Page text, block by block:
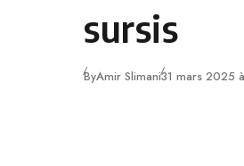
sursis
ByAmir Slimani31 mars 2025